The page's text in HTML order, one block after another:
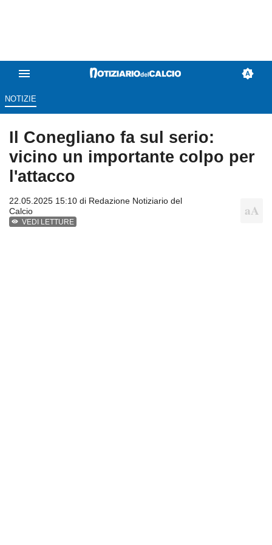
NOTIZIE
Il Conegliano fa sul serio:
vicino un importante colpo per
l'attacco
22.05.2025 15:10 di Redazione Notiziario del
Calcio
VEDI LETTURE